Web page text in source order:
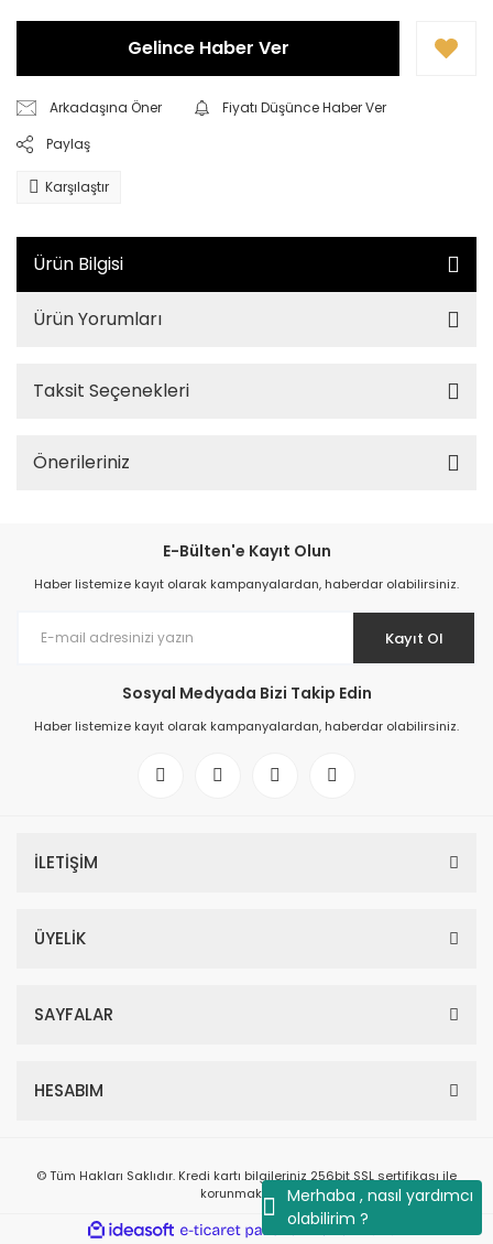
Merhaba , nasıl yardımcı
olabilirim ?
Gelince Haber Ver
Arkadaşına Öner
Fiyatı Düşünce Haber Ver
Paylaş
Karşılaştır
Ürün Bilgisi
Ürün Yorumları
Taksit Seçenekleri
Önerileriniz
E-Bülten'e Kayıt Olun
Haber listemize kayıt olarak kampanyalardan, haberdar olabilirsiniz.
Kayıt Ol
Sosyal Medyada Bizi Takip Edin
Haber listemize kayıt olarak kampanyalardan, haberdar olabilirsiniz.
İLETİŞİM
ÜYELİK
SAYFALAR
HESABIM
© Tüm Hakları Saklıdır. Kredi kartı bilgileriniz 256bit SSL sertifikası ile
korunmaktadır.
ideasoft